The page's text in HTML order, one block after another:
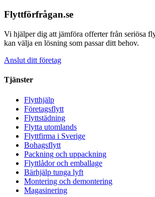
Flyttförfrågan.se
Vi hjälper dig att jämföra offerter från seriösa
kan välja en lösning som passar ditt behov.
Anslut ditt företag
Tjänster
Flytthjälp
Företagsflytt
Flyttstädning
Flytta utomlands
Flyttfirma i Sverige
Bohagsflytt
Packning och uppackning
Flyttlådor och emballage
Bärhjälp tunga lyft
Montering och demontering
Magasinering